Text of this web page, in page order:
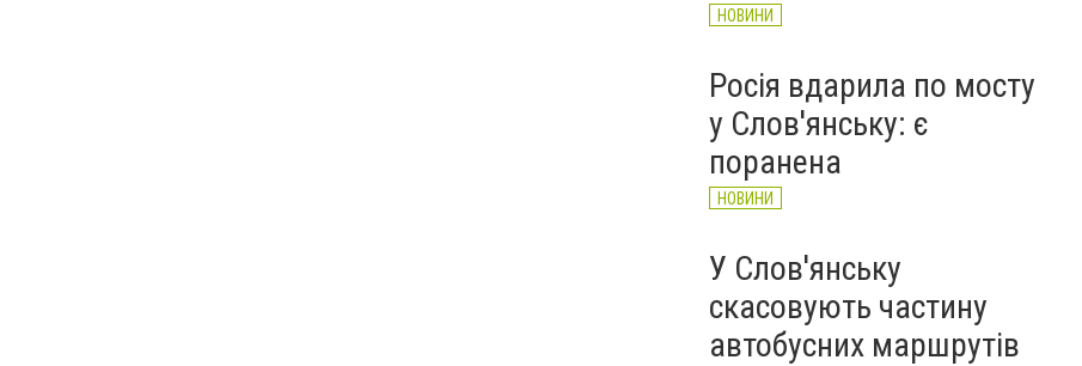
НОВИНИ
Росія вдарила по мосту
у Слов'янську: є
поранена
НОВИНИ
У Слов'янську
скасовують частину
автобусних маршрутів